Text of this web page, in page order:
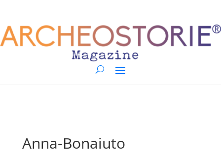
Anna-Bonaiuto